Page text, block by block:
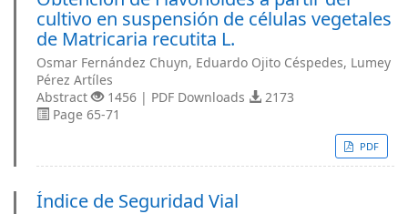
cultivo en suspensión de células vegetales
de Matricaria recutita L.
Osmar Fernández Chuyn, Eduardo Ojito Céspedes, Lumey
Pérez Artíles
Abstract
1456 | PDF Downloads
2173
Page 65-71
PDF
Índice de Seguridad Vial